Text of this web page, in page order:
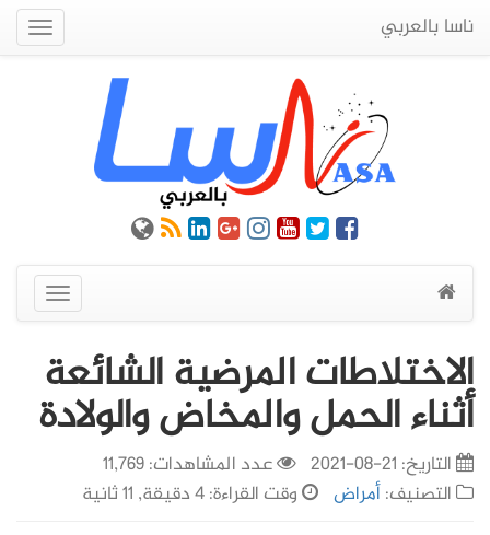
ناسا بالعربي
عرض
القائمة
الاختلاطات المرضية الشائعة
أثناء الحمل والمخاض والولادة
التاريخ: 21-08-2021
عدد المشاهدات: 11,769
التصنيف:أمراض وقت القراءة: 4 دقيقة, 11 ثانية